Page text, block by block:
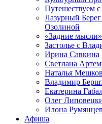
Путешествуем
Лазурный
Озолиной
«Задние
Застолье с
Ирина Савкина
Светлана
Наталья
Владимир
Екатерина
Олег
Илона
Афиша